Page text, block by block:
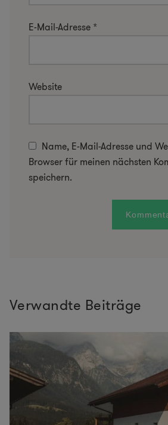
E-Mail-Adresse *
Website
Name, E-Mail-Adresse und
Browser für meinen nächsten
speichern.
Verwandte Beiträge